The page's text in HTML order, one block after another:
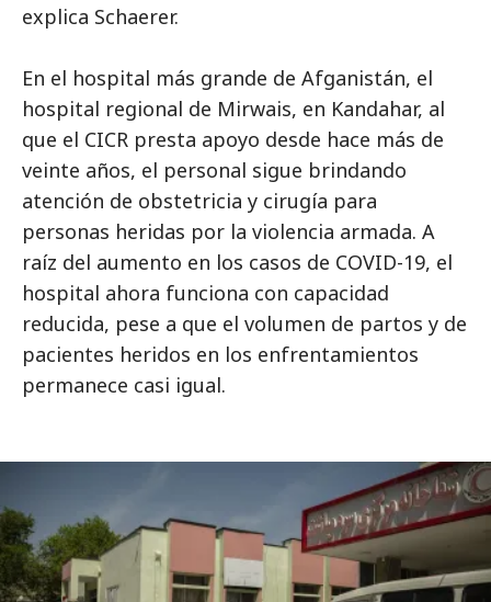
explica Schaerer.
En el hospital más grande de Afganistán, el
hospital regional de Mirwais, en Kandahar, al
que el CICR presta apoyo desde hace más de
veinte años, el personal sigue brindando
atención de obstetricia y cirugía para
personas heridas por la violencia armada. A
raíz del aumento en los casos de COVID-19, el
hospital ahora funciona con capacidad
reducida, pese a que el volumen de partos y de
pacientes heridos en los enfrentamientos
permanece casi igual.